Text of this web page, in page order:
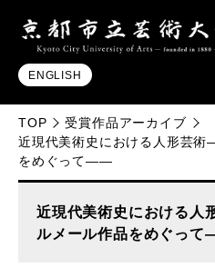
ENGLISH
TOP
受賞作品アーカイブ
近現代美術史における人形芸
をめぐって――
近現代美術史における
ルメール作品をめぐっ